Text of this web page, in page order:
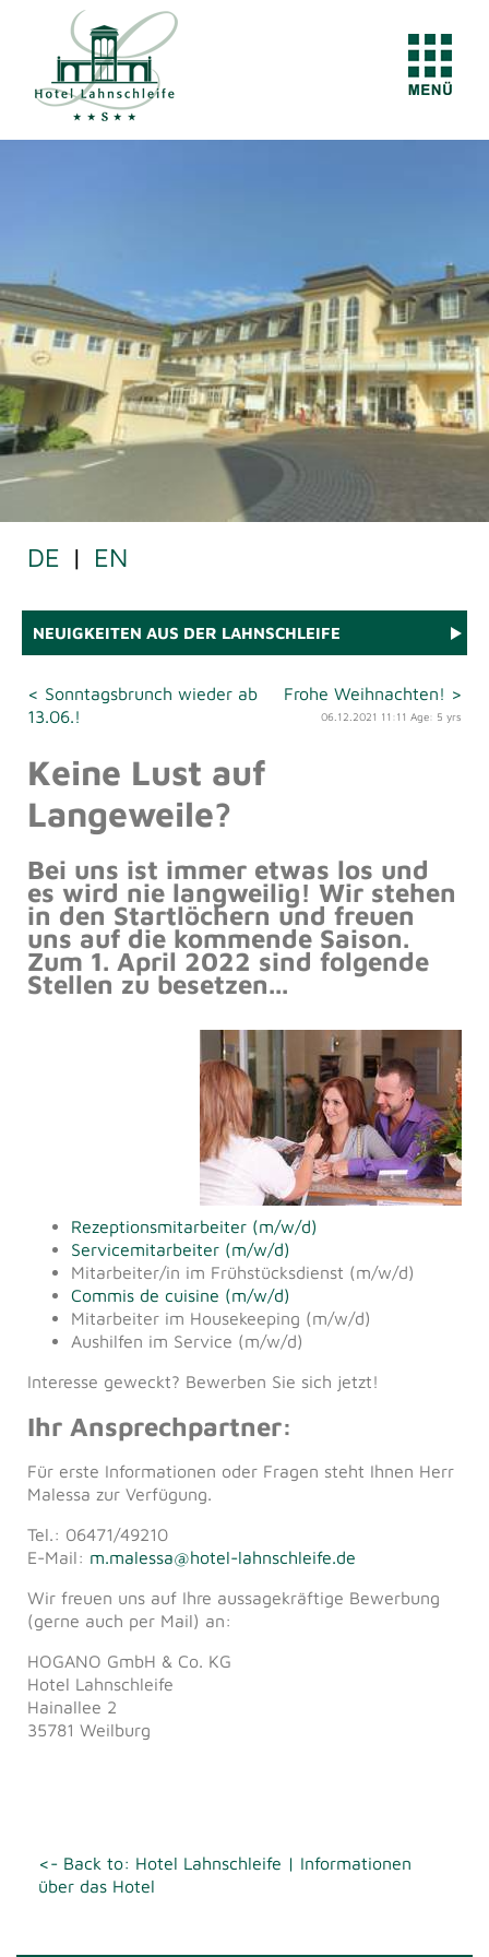
DE | EN
NEUIGKEITEN AUS DER LAHNSCHLEIFE
Frohe Weihnachten! >
< Sonntagsbrunch wieder ab
13.06.!
06.12.2021 11:11 Age: 5 yrs
Keine Lust auf
Langeweile?
Bei uns ist immer etwas los und
es wird nie langweilig! Wir stehen
in den Startlöchern und freuen
uns auf die kommende Saison.
Zum 1. April 2022 sind folgende
Stellen zu besetzen...
Rezeptionsmitarbeiter (m/w/d)
Servicemitarbeiter (m/w/d)
Mitarbeiter/in im Frühstücksdienst (m/w/d)
Commis de cuisine (m/w/d)
Mitarbeiter im Housekeeping (m/w/d)
Aushilfen im Service (m/w/d)
Interesse geweckt? Bewerben Sie sich jetzt!
Ihr Ansprechpartner:
Für erste Informationen oder Fragen steht Ihnen Herr
Malessa zur Verfügung.
Tel.: 06471/49210
E-Mail: m.malessa@hotel-lahnschleife.de
Wir freuen uns auf Ihre aussagekräftige Bewerbung
(gerne auch per Mail) an:
HOGANO GmbH & Co. KG
Hotel Lahnschleife
Hainallee 2
35781 Weilburg
<- Back to: Hotel Lahnschleife | Informationen
über das Hotel